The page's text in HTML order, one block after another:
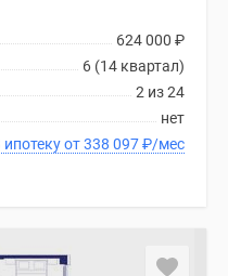
624 000 ₽
6 (14 квартал)
2 из 24
нет
В ипотеку от 338 097₽/мес